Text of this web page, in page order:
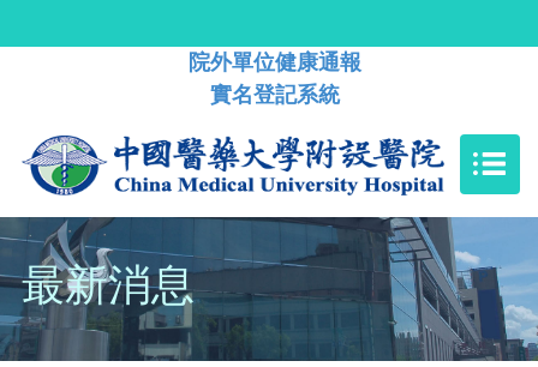
院外單位健康通報
實名登記系統
最新消息